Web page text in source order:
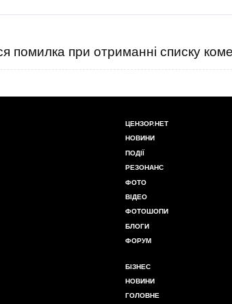
помилка при отриманні списку
ЦЕНЗОР.НЕТ
НОВИНИ
ПОДІЇ
РЕЗОНАНС
ФОТО
ВІДЕО
ФОТОШОПИ
БЛОГИ
ФОРУМ
БІЗНЕС
НОВИНИ
ГОЛОВНЕ